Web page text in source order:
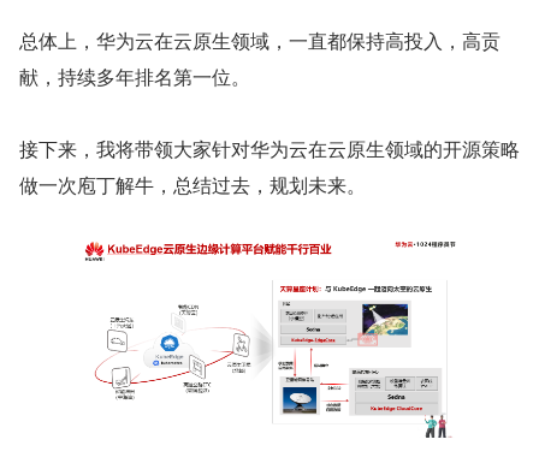
总体上，华为云在云原生领域，一直都保持高投入，高贡
献，持续多年排名第一位。
接下来，我将带领大家针对华为云在云原生领域的开源策略
做一次庖丁解牛，总结过去，规划未来。